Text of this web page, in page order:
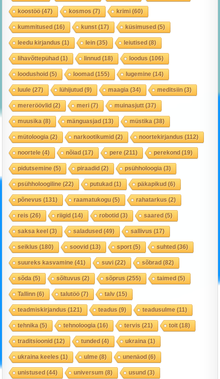
koostöö(47) kosmos (7) krimi(60)
kummitused(16) kunst(17) küsimused(5)
leedu kirjandus (1) lein(35) leiutised(8)
lihavõttepühad(1) linnud(18) loodus (106)
loodushoid(5) loomad(155) lugemine (14)
luule (27) lühijutud(9) maagia (34) meditsiin(3)
mereröövlid(2) meri(7) muinasjutt(37)
muusika (8) mänguasjad(13) müstika (38)
mütoloogia (2) narkootikumid(2) noortekirjandus (112)
noortele (4) nõiad(17) pere (211) perekond(19)
pidutsemine (5) piraadid(2) psühholoogia (3)
psühholoogiline (22) putukad(1) päkapikud(6)
põnevus (131) raamatukogu(5) rahatarkus (2)
reis (26) riigid(14) robotid(3) saared(5)
saksa keel(3) saladused(49) sallivus (17)
seiklus (180) soovid(13) sport(5) suhted(36)
suureks kasvamine (41) suvi(22) sõbrad(82)
sõda (5) sõltuvus (2) sõprus (255) taimed(5)
Tallinn(6) talutöö(7) talv(15)
teadmiskirjandus (121) teadus (9) teadusulme (11)
tehnika (5) tehnoloogia (16) tervis (21) toit(18)
traditsioonid(12) tunded(4) ukraina (1)
ukraina keeles (1) ulme (8) unenäod(6)
unistused(44) universum (8) usund(3)